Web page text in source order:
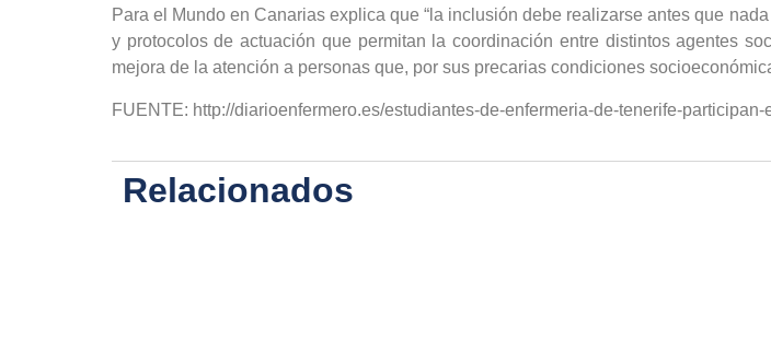
Para el Mundo en Canarias explica que “la inclusión debe realizarse antes que
y protocolos de actuación que permitan la coordinación entre distintos agentes
mejora de la atención a personas que, por sus precarias condiciones
FUENTE: http://diarioenfermero.es/estudiantes-de-enfermeria-de-tenerife-
Relacionados